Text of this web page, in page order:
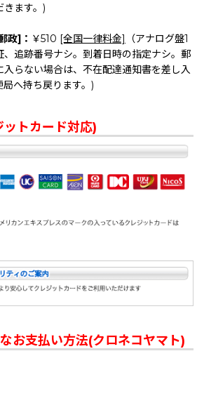
きます。)
政]： ￥510 [全国一律料金]
（アナログ盤1
追跡番号ナシ。到着日時の指定ナシ。郵
らない場合は、不在配達通知書を差し入
へ持ち戻ります。)
トカード対応)
お支払い方法(クロネコヤマト)